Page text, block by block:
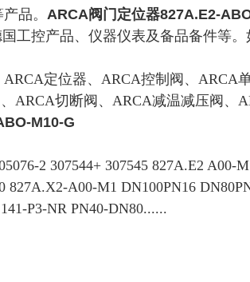
品。 ARCA阀门定位器827A.E2-
控产品、仪器仪表及备品备件等。
定位器、ARCA控制阀、ARCA
ARCA切断阀、ARCA减温减压阀、
M10-G
2 307544+ 307545 827A.E2 A00-
827A.X2-A00-M1 DN100PN16
P3-NR PN40-DN80......